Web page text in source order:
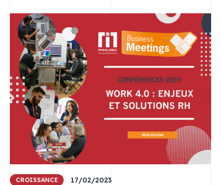
CROISSANCE 17/02/2023